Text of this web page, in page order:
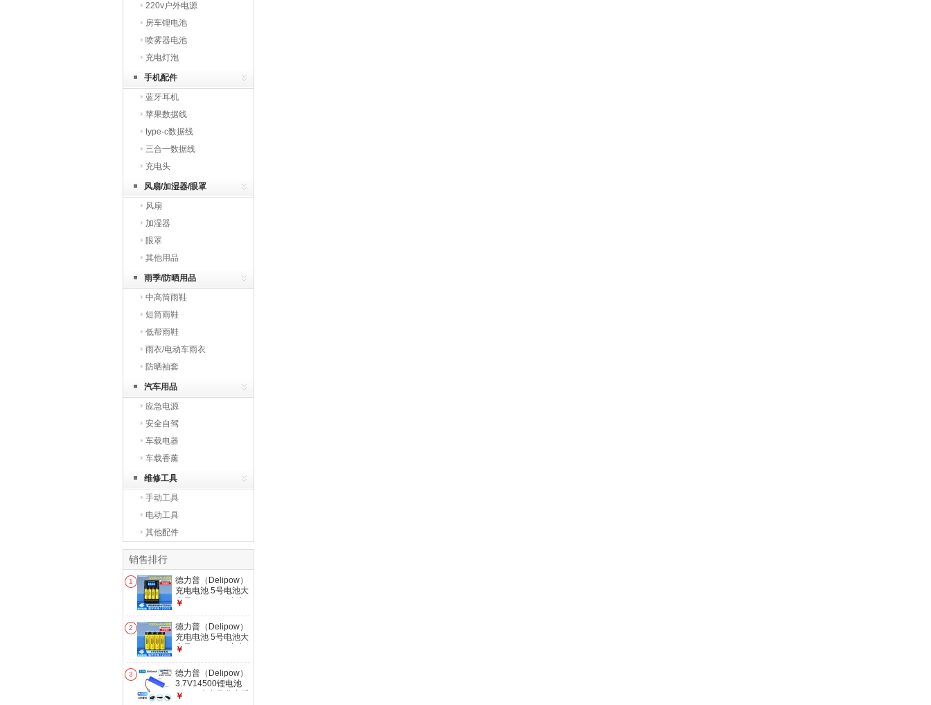
220v户外电源
房车锂电池
喷雾器电池
充电灯泡
手机配件
蓝牙耳机
苹果数据线
type-c数据线
三合一数据线
充电头
风扇/加湿器/眼罩
风扇
加湿器
眼罩
其他用品
雨季/防晒用品
中高筒雨鞋
短筒雨鞋
低帮雨鞋
雨衣/电动车雨衣
防晒袖套
汽车用品
应急电源
安全自驾
车载电器
车载香薰
维修工具
手动工具
电动工具
其他配件
销售排行
1
德力普（Delipow）
充电电池 5号电池大
容量3300mAh充电
池适用KTV话筒麦克
风相机儿童玩具遥控
器等 4槽液晶充电器
+4节5号3300mAh
￥
2
德力普（Delipow）
充电电池 5号电池大
容量3300mAh充电
池适用KTV话筒麦克
风相机儿童玩具遥控
器等 4节5号
3300mAh
￥
3
德力普（Delipow）
3.7V14500锂电池
18650大容量儿童遥
￥